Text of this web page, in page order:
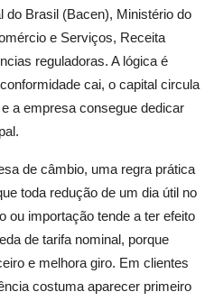
do Brasil (Bacen), Ministério do
e Serviços, Receita
reguladoras. A lógica é
cai, o capital circula
a empresa consegue dedicar
de câmbio, uma regra prática
toda redução de um dia útil no
ou importação tende a ter efeito
de tarifa nominal, porque
e melhora giro. Em clientes
costuma aparecer primeiro